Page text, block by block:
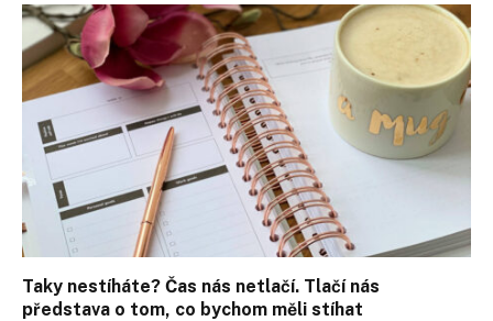
Taky nestíháte? Čas nás netlačí. Tlačí nás
představa o tom, co bychom měli stíhat